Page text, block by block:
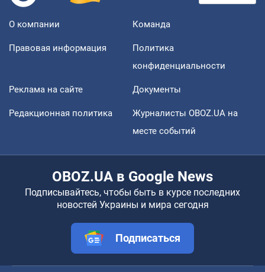
О компании Команда
Правовая информация
Политика
конфиденциальности
Реклама на сайте Документы
Редакционная политика
Журналисты OBOZ.UA на
месте событий
OBOZ.UA в Google News
Подписывайтесь, чтобы быть в курсе последних
новостей Украины и мира сегодня
Подписаться